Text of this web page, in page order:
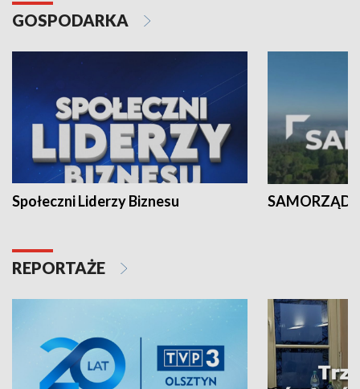
GOSPODARKA
Społeczni Liderzy Biznesu SAMORZĄD
REPORTAŻE